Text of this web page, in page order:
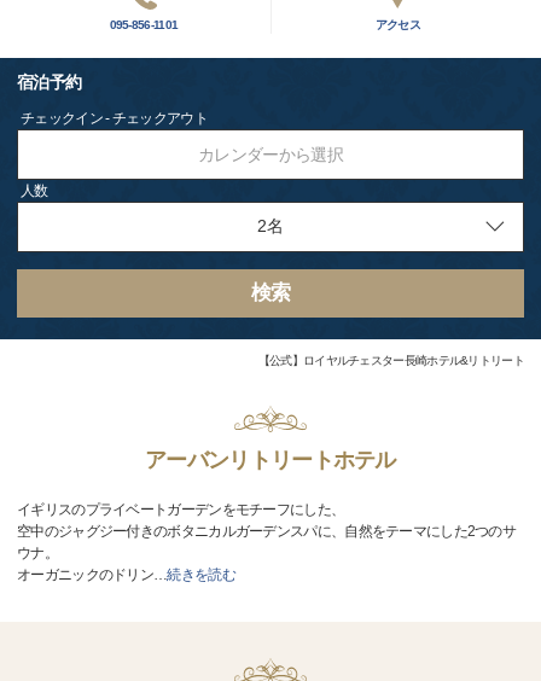
095-856-1101 アクセス
宿泊予約
チェックイン - チェックアウト
カレンダーから選択
人数
検索
【公式】ロイヤルチェスター長崎ホテル&リトリート
アーバンリトリートホテル
イギリスのプライベートガーデンをモチーフにした、
空中のジャグジー付きのボタニカルガーデンスパに、自然をテーマにした2つのサ
ウナ。
オーガニックのドリン…続きを読む